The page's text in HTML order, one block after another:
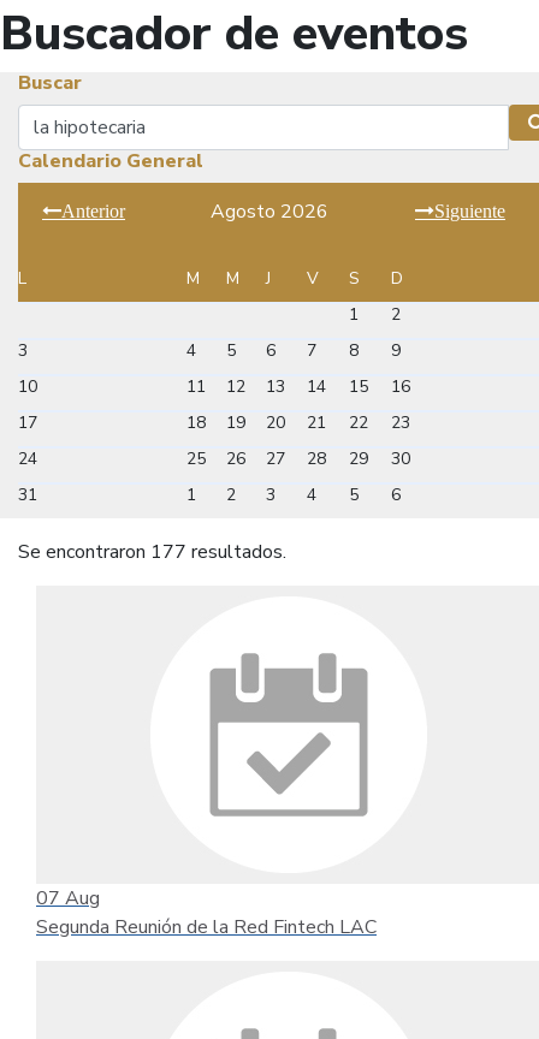
Buscador de eventos
Buscar
Buscar
Calendario General
Anterior Agosto 2026 Siguiente
L M M J V S
D
1
2
3
4 5 6 7 8
9
10
11 12 13 14 15
16
17
18 19 20 21 22
23
24
25 26 27 28 29
30
31
1 2 3 4 5 6
Se encontraron 177 resultados.
07 Aug
Segunda Reunión de la Red Fintech LAC